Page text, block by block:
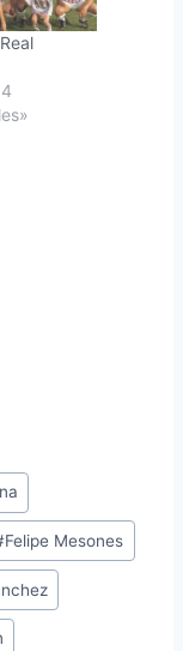
Felipe Mesones